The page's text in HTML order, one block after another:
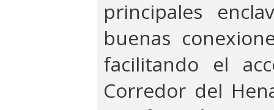
principales
buenas
facilitando el
Corredor del